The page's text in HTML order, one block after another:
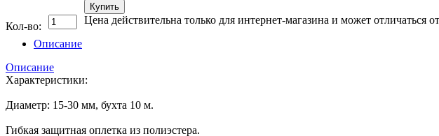
Кол-во:
Купить
Цена действительна только для интернет-магазина и может отличаться
Описание
Описание
Характеристики:
Диаметр: 15-30 мм, бухта 10 м.
Гибкая защитная оплетка из полиэстера.